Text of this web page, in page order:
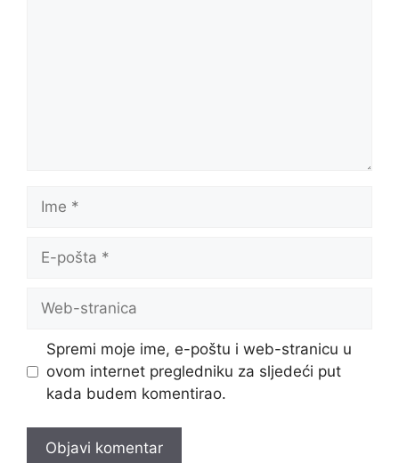
pošta
stranica
Spremi moje ime, e-poštu i web-stranicu u
ovom internet pregledniku za sljedeći put
kada budem komentirao.